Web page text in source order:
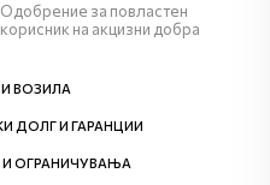
Одобрение за повластен
корисник на акцизни добра
ВОЗИЛА
ДОЛГ И ГАРАНЦИИ
И ОГРАНИЧУВАЊА